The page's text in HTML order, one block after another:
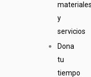
y
servicios
Dona
tu
tiempo